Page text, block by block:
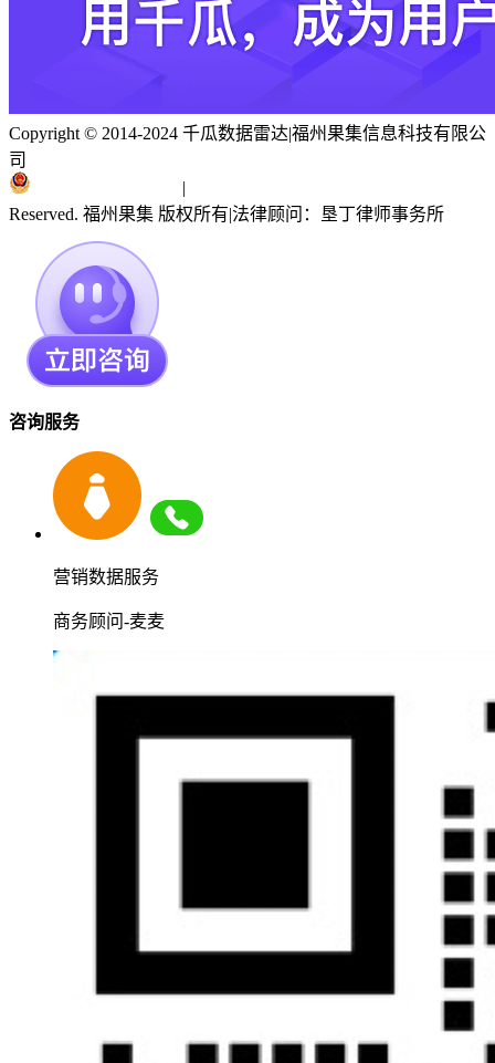
Copyright © 2014-2024 千瓜数据雷达|福州果集信息科技有限公
司
|
Reserved. 福州果集 版权所有|法律顾问：垦丁律师事务所
咨询服务
营销数据服务
商务顾问-麦麦